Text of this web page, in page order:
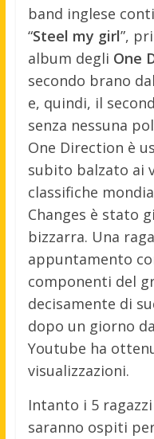
band inglese
“Steel my girl”,
album degli One
secondo brano
e, quindi, il
senza nessuna
One Direction è
subito balzato ai
classifiche
Changes è stato
bizzarra. Una
appuntamento
componenti del
decisamente di
dopo un giorno
Youtube ha
visualizzazioni.
Intanto i 5
saranno ospiti